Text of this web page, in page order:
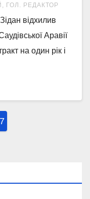
ГОЛ. РЕДАКТОР
відхилив
Аравії
на один рік і